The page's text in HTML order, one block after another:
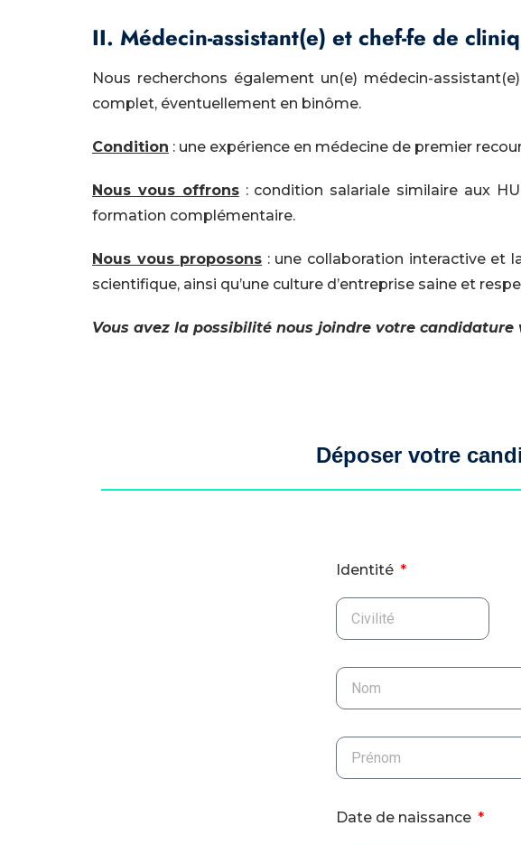
II. Médecin-assistant(e) et chef-fe de
Nous recherchons également un(e) médecin-
complet, éventuellement en binôme.
Condition : une expérience en médecine de premier
Nous vous offrons: condition salariale similaire aux
formation complémentaire.
Nous vous proposons : une collaboration interactive et
scientifique, ainsi qu’une culture d’entreprise saine et
Vous avez la possibilité nous joindre votre candidature
Déposer votre
Identité
Date de naissance